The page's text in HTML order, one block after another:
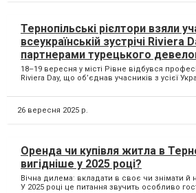
Тернопільські рієлтори взяли
всеукраїнській зустрічі Riviera
партнерами турецького
18–19 вересня у місті Рівне відбувся
Riviera Day, що об’єднав учасників з усієї
26 вересня 2025 р.
Оренда чи купівля житла в
вигідніше у 2025 році?
Вічна дилема: вкладати в своє чи знімати й
У 2025 році це питання звучить особливо